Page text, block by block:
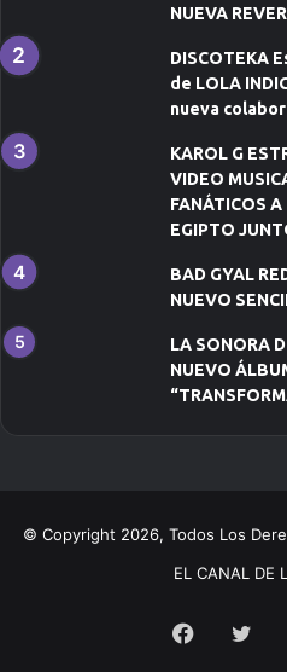
NUEVA
DISCOTEKA
de LOLA
nueva
KAROL G
VIDEO
FANÁTICOS
EGIPTO
BAD GYAL
NUEVO
LA SONORA
NUEVO
© Copyright 2026, Todos Los
EL CANAL DE